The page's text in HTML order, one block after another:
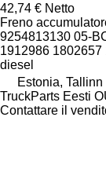
42,74 € Netto
Freno
9254813130 05-
1912986
diesel
Estonia, Tallinn
TruckParts Eesti
Contattare il